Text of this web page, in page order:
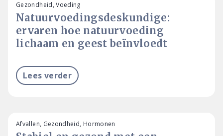
Natuurvoedingsdeskundige:
ervaren hoe natuurvoeding
lichaam en geest beïnvloedt
Gezondheid, Voeding
Lees verder
Afvallen, Gezondheid, Hormonen